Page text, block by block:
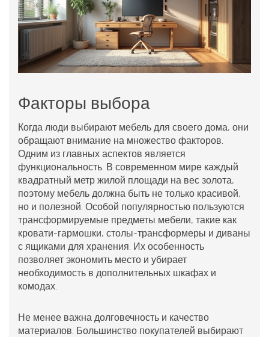
Факторы выбора
Когда люди выбирают мебель для своего дома, они
обращают внимание на множество факторов.
Одним из главных аспектов является
функциональность. В современном мире каждый
квадратный метр жилой площади на вес золота,
поэтому мебель должна быть не только красивой,
но и полезной. Особой популярностью пользуются
трансформируемые предметы мебели, такие как
кровати-гармошки, столы-трансформеры и диваны
с ящиками для хранения. Их особенность
позволяет экономить место и убирает
необходимость в дополнительных шкафах и
комодах.
Не менее важна долговечность и качество
материалов. Большинство покупателей выбирают